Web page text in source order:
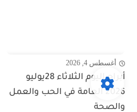
أغسطس 4, 2026
أبراج اليوم الثلاثاء 28يوليو
2026 العامة في الحب والعمل
والصحة